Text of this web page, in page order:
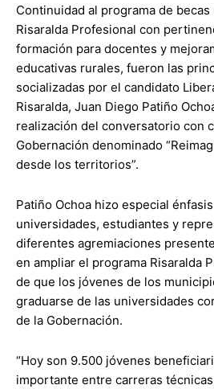
Continuidad al programa de
Risaralda Profesional con
formación para docentes y
educativas rurales, fueron las
socializadas por el candidato
Risaralda, Juan Diego Patiño
realización del conversatorio con
Gobernación denominado
desde los territorios”.
Patiño Ochoa hizo especial
universidades, estudiantes y
diferentes agremiaciones
en ampliar el programa Risaralda
de que los jóvenes de los
graduarse de las universidades
de la Gobernación.
“Hoy son 9.500 jóvenes
importante entre carreras